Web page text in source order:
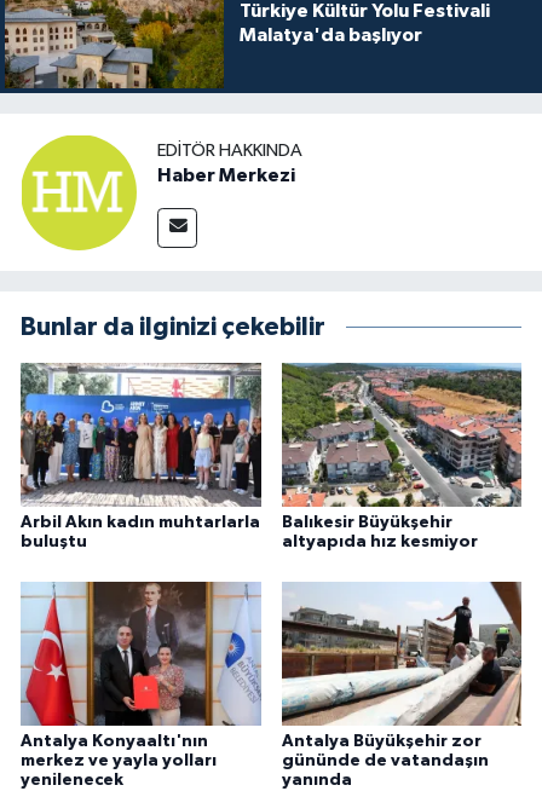
Türkiye Kültür Yolu Festivali
Malatya'da başlıyor
EDITÖR HAKKINDA
Haber Merkezi
Bunlar da ilginizi çekebilir
Arbil Akın kadın muhtarlarla
buluştu
Balıkesir Büyükşehir
altyapıda hız kesmiyor
Antalya Konyaaltı'nın
merkez ve yayla yolları
yenilenecek
Antalya Büyükşehir zor
gününde de vatandaşın
yanında